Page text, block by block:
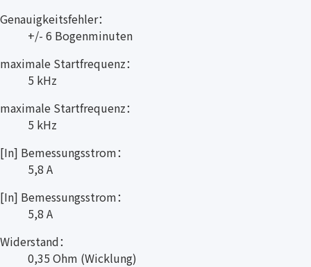
Genauigkeitsfehler：
+/- 6 Bogenminuten
maximale Startfrequenz：
5 kHz
maximale Startfrequenz：
5 kHz
[In] Bemessungsstrom：
5,8 A
[In] Bemessungsstrom：
5,8 A
Widerstand：
0,35 Ohm (Wicklung)